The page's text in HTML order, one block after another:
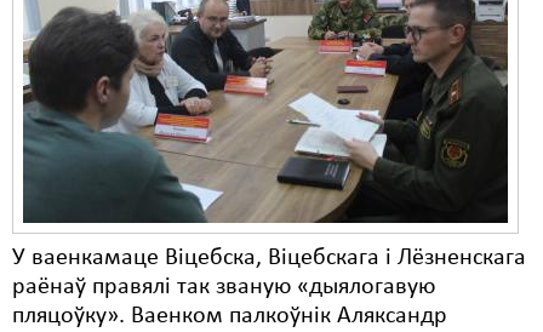
У ваенкамаце Віцебска, Віцебскага і Лёзненскага
раёнаў правялі так званую «дыялогавую
пляцоўку». Ваенком палкоўнік Аляксандр